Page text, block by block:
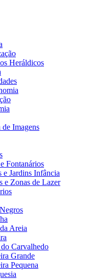
Heráldicos
de Imagens
Fontanários
e Jardins Infância
e Zonas de Lazer
Areia
Carvalhedo
Grande
Pequena